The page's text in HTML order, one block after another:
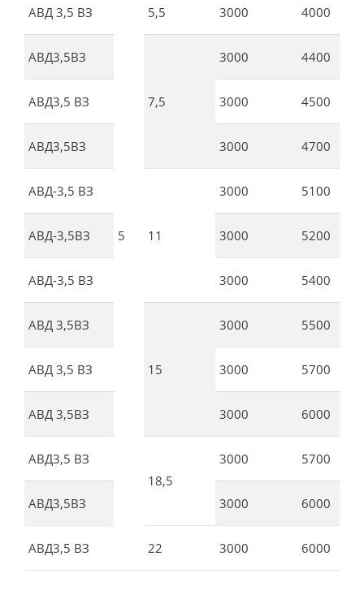
5
АВД 3,5 ВЗ 5,5 3000 4000
АВД3,5ВЗ
7,5
3000 4400
АВД3,5 ВЗ 3000 4500
АВД3,5ВЗ 3000 4700
АВД-3,5 ВЗ
11
3000 5100
АВД-3,5ВЗ 3000 5200
АВД-3,5 ВЗ 3000 5400
АВД 3,5ВЗ
15
3000 5500
АВД 3,5 ВЗ 3000 5700
АВД 3,5ВЗ 3000 6000
АВД3,5 ВЗ
18,5
3000 5700
АВД3,5ВЗ 3000 6000
АВД3,5 ВЗ 22 3000 6000